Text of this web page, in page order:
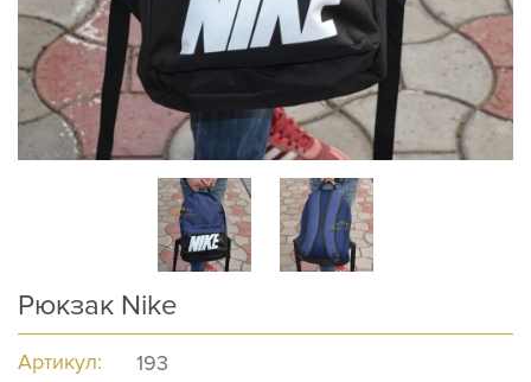
Рюкзак Nike
Артикул: 193